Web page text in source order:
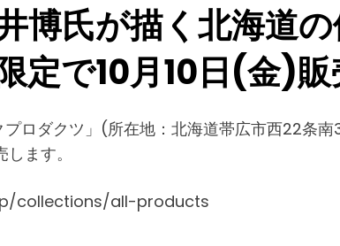
博氏が描く北海道
定で10月10日(金)
ロダクツ」(所在地：北海道帯広市西22条
ます。
collections/all-products